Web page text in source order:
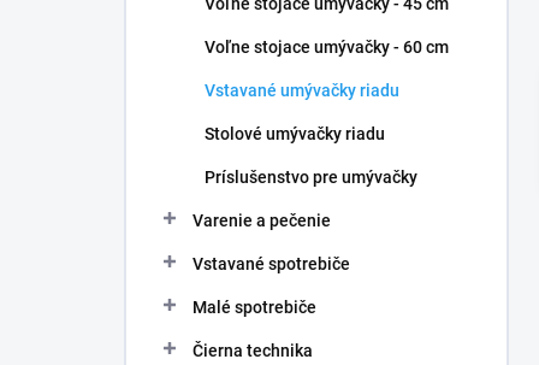
Voľne stojace umývačky - 60 cm
Vstavané umývačky riadu
Stolové umývačky riadu
Príslušenstvo pre umývačky
Varenie a pečenie
Vstavané spotrebiče
Malé spotrebiče
Čierna technika